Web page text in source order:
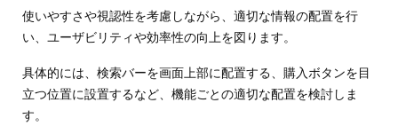
使いやすさや視認性を考慮しながら、適切な情報の配置を行
い、ユーザビリティや効率性の向上を図ります。
具体的には、検索バーを画面上部に配置する、購入ボタンを目
立つ位置に設置するなど、機能ごとの適切な配置を検討しま
す。